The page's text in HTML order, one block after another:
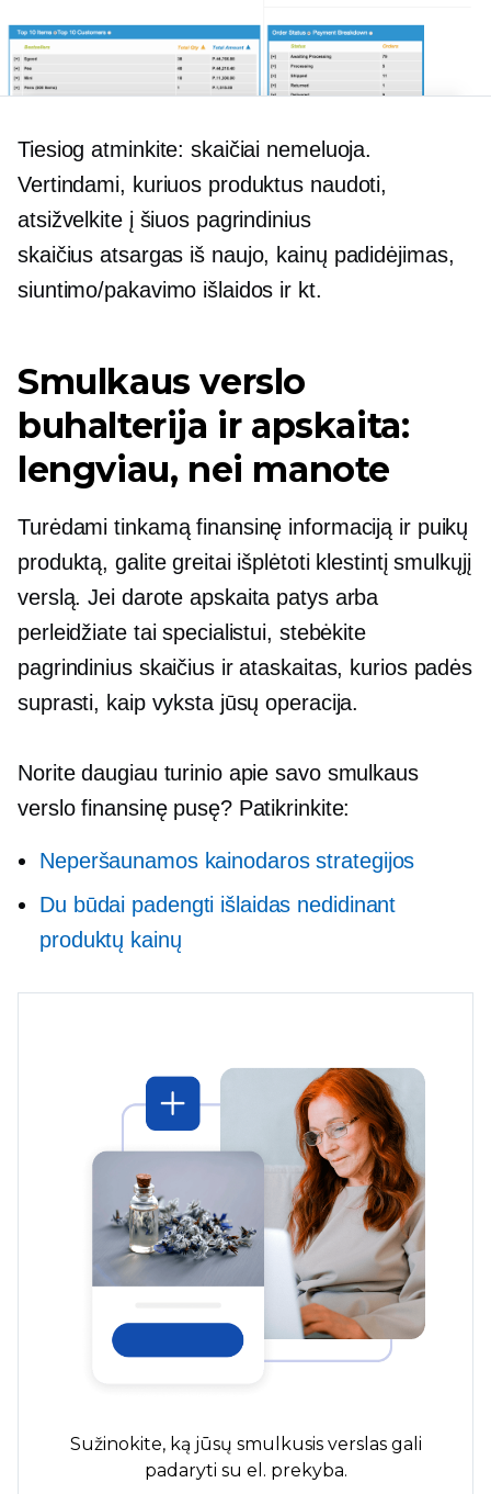
Tiesiog atminkite: skaičiai nemeluoja.
Vertindami, kuriuos produktus naudoti,
atsižvelkite į šiuos pagrindinius
skaičiusatsargas iš naujo, kainų padidėjimas,
siuntimo/pakavimo išlaidos ir kt.
Smulkaus verslo
buhalterija ir apskaita:
lengviau, nei manote
Turėdami tinkamą finansinę informaciją ir puikų
produktą, galite greitai išplėtoti klestintį smulkųjį
verslą. Jei daroteapskaitapatys arba
perleidžiate tai specialistui, stebėkite
pagrindinius skaičius ir ataskaitas, kurios padės
suprasti, kaip vyksta jūsų operacija.
Norite daugiau turinio apie savo smulkaus
verslo finansinę pusę? Patikrinkite:
Neperšaunamos kainodaros strategijos
Du būdai padengti išlaidas nedidinant
produktų kainų
Sužinokite, ką jūsų smulkusis verslas gali
padaryti su el. prekyba.